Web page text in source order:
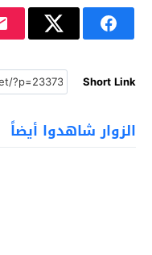
Short Link
الزوار شاهدوا أيضاً